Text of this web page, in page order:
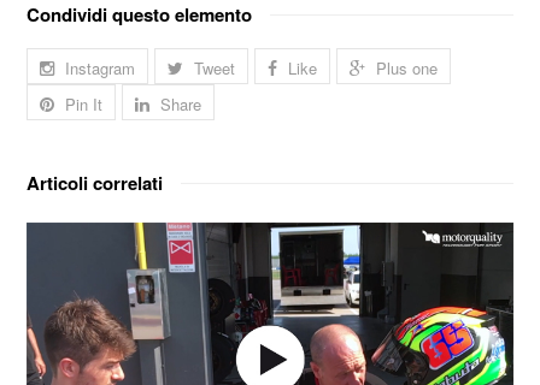
Condividi questo elemento
Instagram Tweet Like
Plus one
Pin It
Share
Articoli correlati